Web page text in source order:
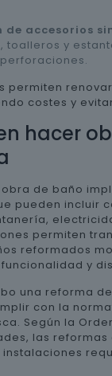
de accesorios
toalleros y
permiten
costes y
hacer
de baño
pueden incluir
permiten
reformados
y
una reforma
con la
Según la
las